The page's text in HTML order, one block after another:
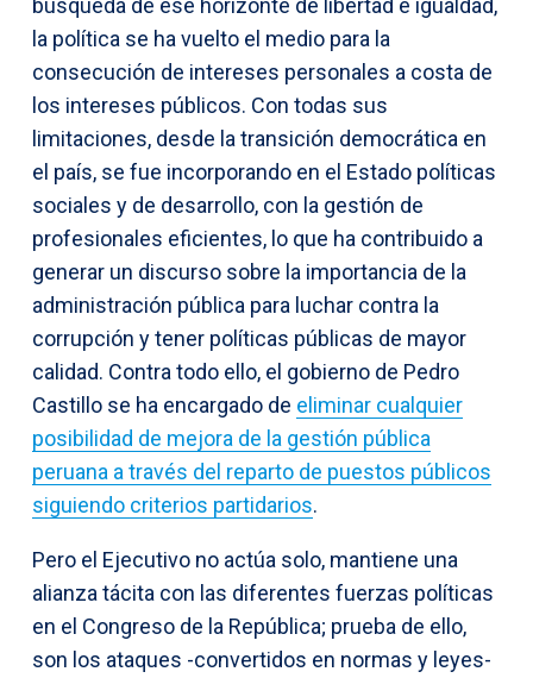
la política se ha vuelto el medio para la
consecución de intereses personales a costa de
los intereses públicos. Con todas sus
limitaciones, desde la transición democrática en
el país, se fue incorporando en el Estado políticas
sociales y de desarrollo, con la gestión de
profesionales eficientes, lo que ha contribuido a
generar un discurso sobre la importancia de la
administración pública para luchar contra la
corrupción y tener políticas públicas de mayor
calidad. Contra todo ello, el gobierno de Pedro
Castillo se ha encargado de eliminar cualquier
posibilidad de mejora de la gestión pública
peruana a través del reparto de puestos públicos
siguiendo criterios partidarios.
Pero el Ejecutivo no actúa solo, mantiene una
alianza tácita con las diferentes fuerzas políticas
en el Congreso de la República; prueba de ello,
son los ataques -convertidos en normas y leyes-